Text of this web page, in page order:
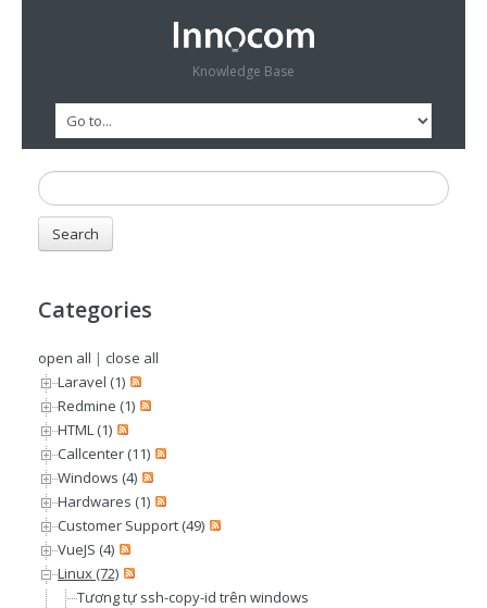
Knowledge Base
Categories
open all | close all
Laravel (1)
Redmine (1)
HTML (1)
Callcenter (11)
Windows (4)
Hardwares (1)
Customer Support (49)
VueJS (4)
Linux (72)
Tương tự ssh-copy-id trên windows